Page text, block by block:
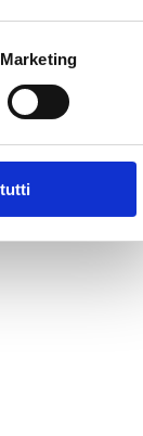
Marketing